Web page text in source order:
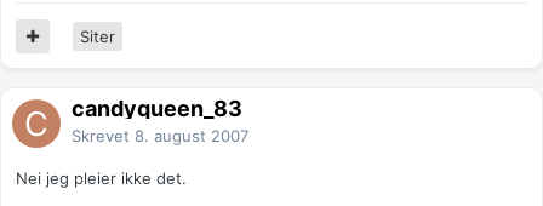
Siter
candyqueen_83
Skrevet 8. august 2007
Nei jeg pleier ikke det.